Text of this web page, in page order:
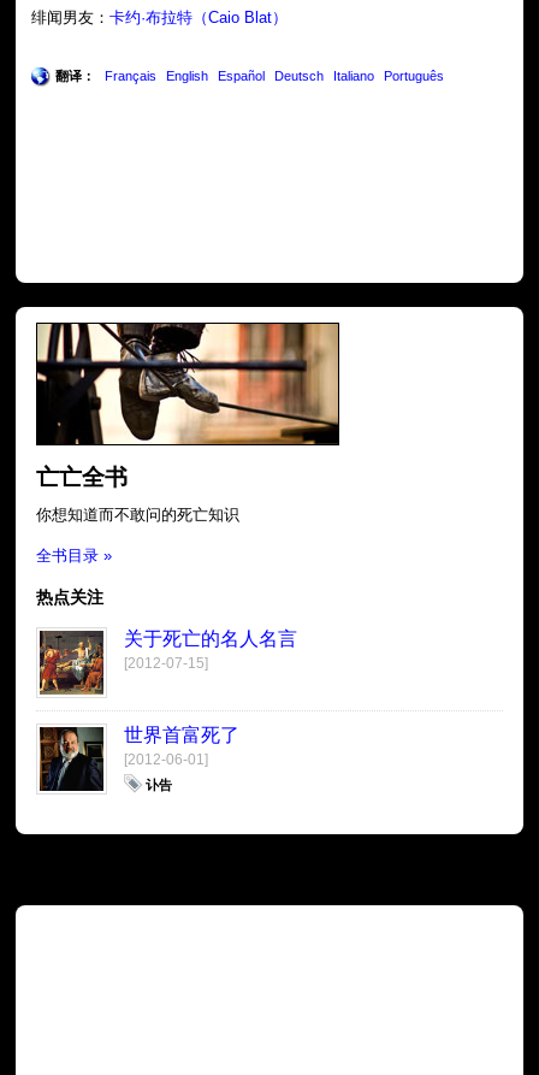
绯闻男友：卡约·布拉特（Caio Blat）
翻译： Français English Español Deutsch Italiano Português
亡亡全书
你想知道而不敢问的死亡知识
全书目录 »
热点关注
关于死亡的名人名言
[2012-07-15]
世界首富死了
[2012-06-01]
讣告